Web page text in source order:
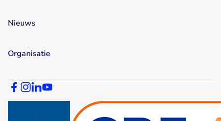
Nieuws
Organisatie